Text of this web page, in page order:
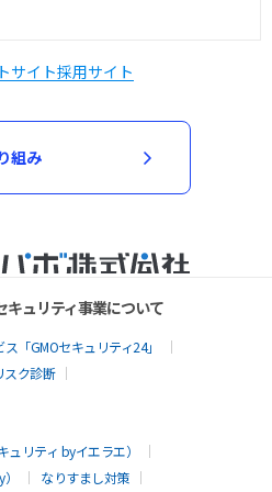
サイト採用サイト
組み
キュリティ事業について
「GMOセキュリティ24」
スク診断
リティ byイエラエ）
なりすまし対策